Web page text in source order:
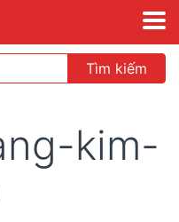
Tìm kiếm
kim-